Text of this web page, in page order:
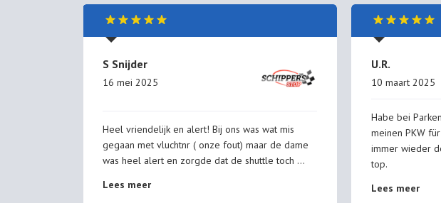
S Snijder
16 mei 2025
Heel vriendelijk en alert! Bij ons was wat mis
gegaan met vluchtnr ( onze fout) maar de dame
was heel alert en zorgde dat de shuttle toch ...
Lees meer
U.R.
10 maart 2025
Habe bei
meinen PKW
immer wieder
top.
Lees meer